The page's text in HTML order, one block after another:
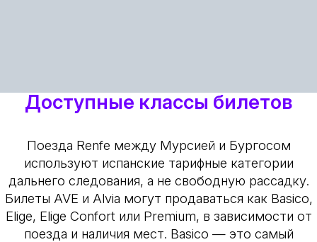
Доступные классы билетов
Поезда Renfe между Мурсией и Бургосом
используют испанские тарифные категории
дальнего следования, а не свободную рассадку.
Билеты AVE и Alvia могут продаваться как Basico,
Elige, Elige Confort или Premium, в зависимости от
поезда и наличия мест. Basico — это самый